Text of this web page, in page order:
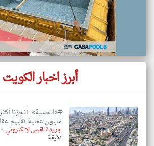
أبرز اخبار الكويت
#«الحسبة»: أنجزنا
مليون عملية تقييم
جريدة القبس الإلكتروني
دقيقة